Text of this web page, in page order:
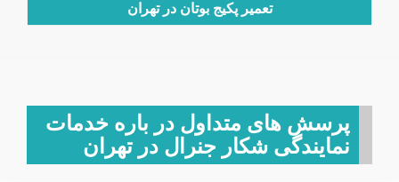
تعمیر پکیج بوتان در تهران
پرسش های متداول در باره خدمات
نمایندگی شکار جنرال در تهران